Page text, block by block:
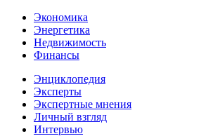
Экономика
Энергетика
Недвижимость
Финансы
Энциклопедия
Эксперты
Экспертные мнения
Личный взгляд
Интервью